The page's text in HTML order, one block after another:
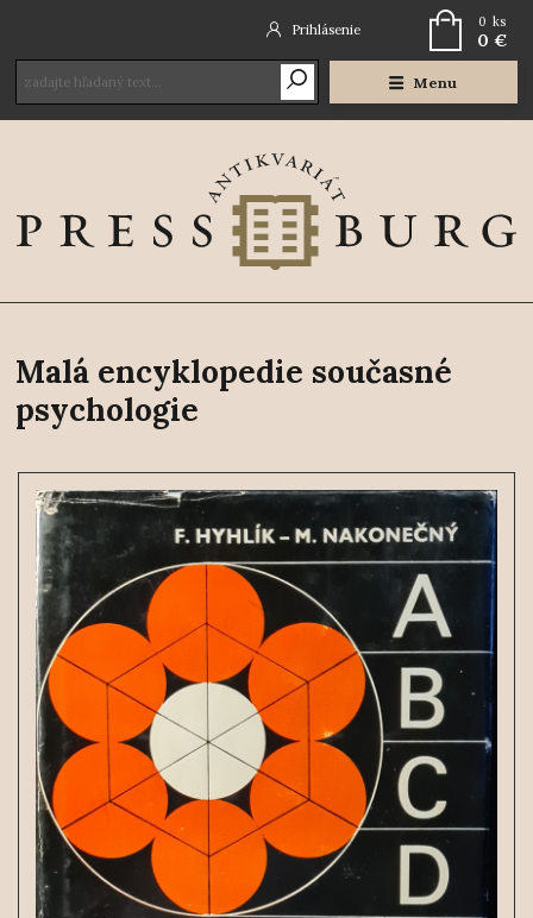
Menu
Prihlásenie 0 ks
0 €
Malá encyklopedie současné
psychologie